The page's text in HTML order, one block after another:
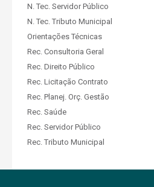
N. Tec. Servidor Público
N. Tec. Tributo Municipal
Orientações Técnicas
Rec. Consultoria Geral
Rec. Direito Público
Rec. Licitação Contrato
Rec. Planej. Orç. Gestão
Rec. Saúde
Rec. Servidor Público
Rec. Tributo Municipal